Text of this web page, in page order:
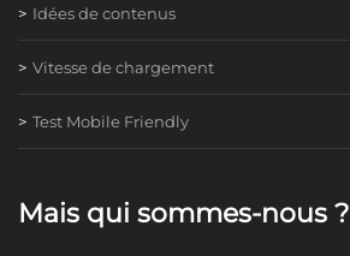
Idées de contenus
Vitesse de chargement
Test Mobile Friendly
Mais qui sommes-nous ?